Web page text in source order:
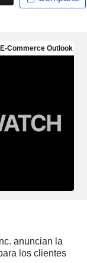
anuncian la
los clientes